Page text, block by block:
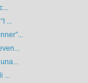
...